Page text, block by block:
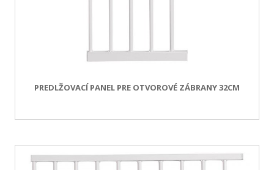
PREDLŽOVACÍ PANEL PRE OTVOROVÉ ZÁBRANY 32CM